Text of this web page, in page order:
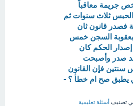
جريمة معاقباً
الحبس ثلاث سنوات ثم
فصدر قانون ثان
بعقوبة السجن خمس
الحكم كان
صدر وأصبحت
سنتين فإن القانون
يطبق صح ام خطأ ؟ -
تصنيف أسئلة تعليمية